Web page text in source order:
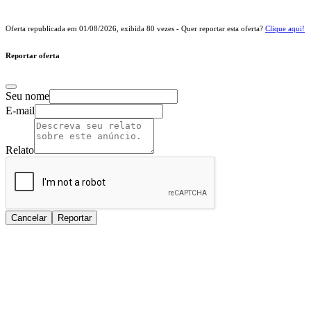
Oferta republicada em 01/08/2026 , exibida 80 vezes - Quer reportar esta oferta? Clique aqui!
Reportar oferta
Seu nome
E-mail
Relato
Cancelar Reportar